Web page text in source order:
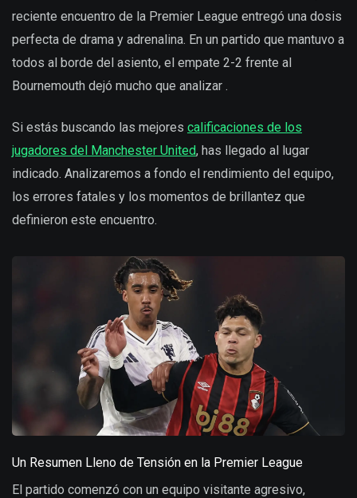
reciente encuentro de la Premier League entregó una dosis
perfecta de drama y adrenalina. En un partido que mantuvo a
todos al borde del asiento, el empate 2-2 frente al
Bournemouth dejó mucho que analizar .
Si estás buscando las mejores calificaciones de los
jugadores del Manchester United, has llegado al lugar
indicado. Analizaremos a fondo el rendimiento del equipo,
los errores fatales y los momentos de brillantez que
definieron este encuentro.
Un Resumen Lleno de Tensión en la Premier League
El partido comenzó con un equipo visitante agresivo,